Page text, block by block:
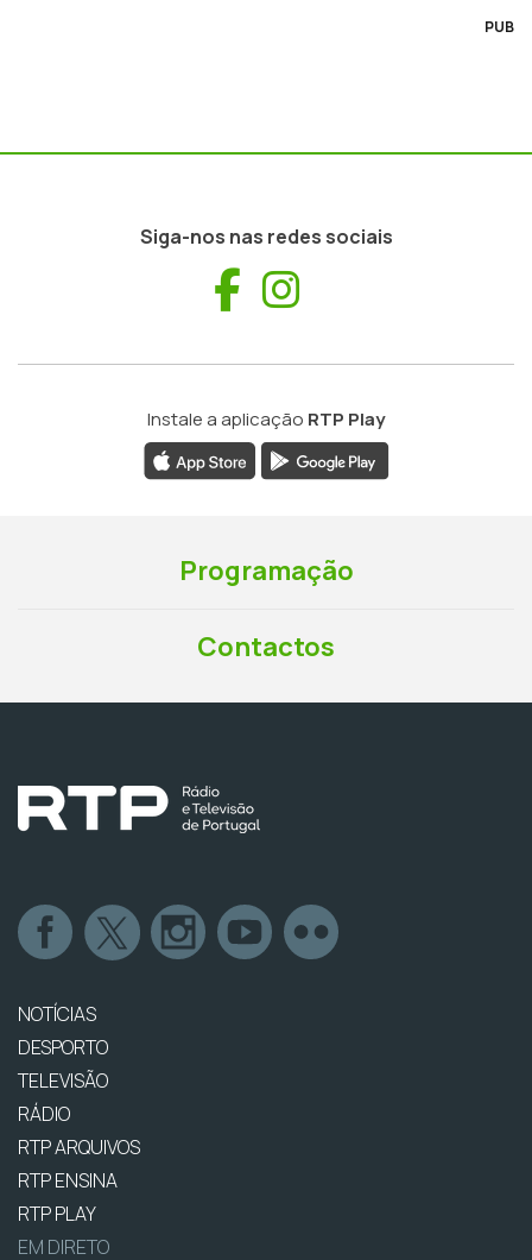
PUB
Siga-nos nas redes sociais
Facebook
Instale a aplicação RTP Play
Programação
Contactos
NOTÍCIAS
DESPORTO
TELEVISÃO
RÁDIO
RTP ARQUIVOS
RTP ENSINA
RTP PLAY
EM DIRETO